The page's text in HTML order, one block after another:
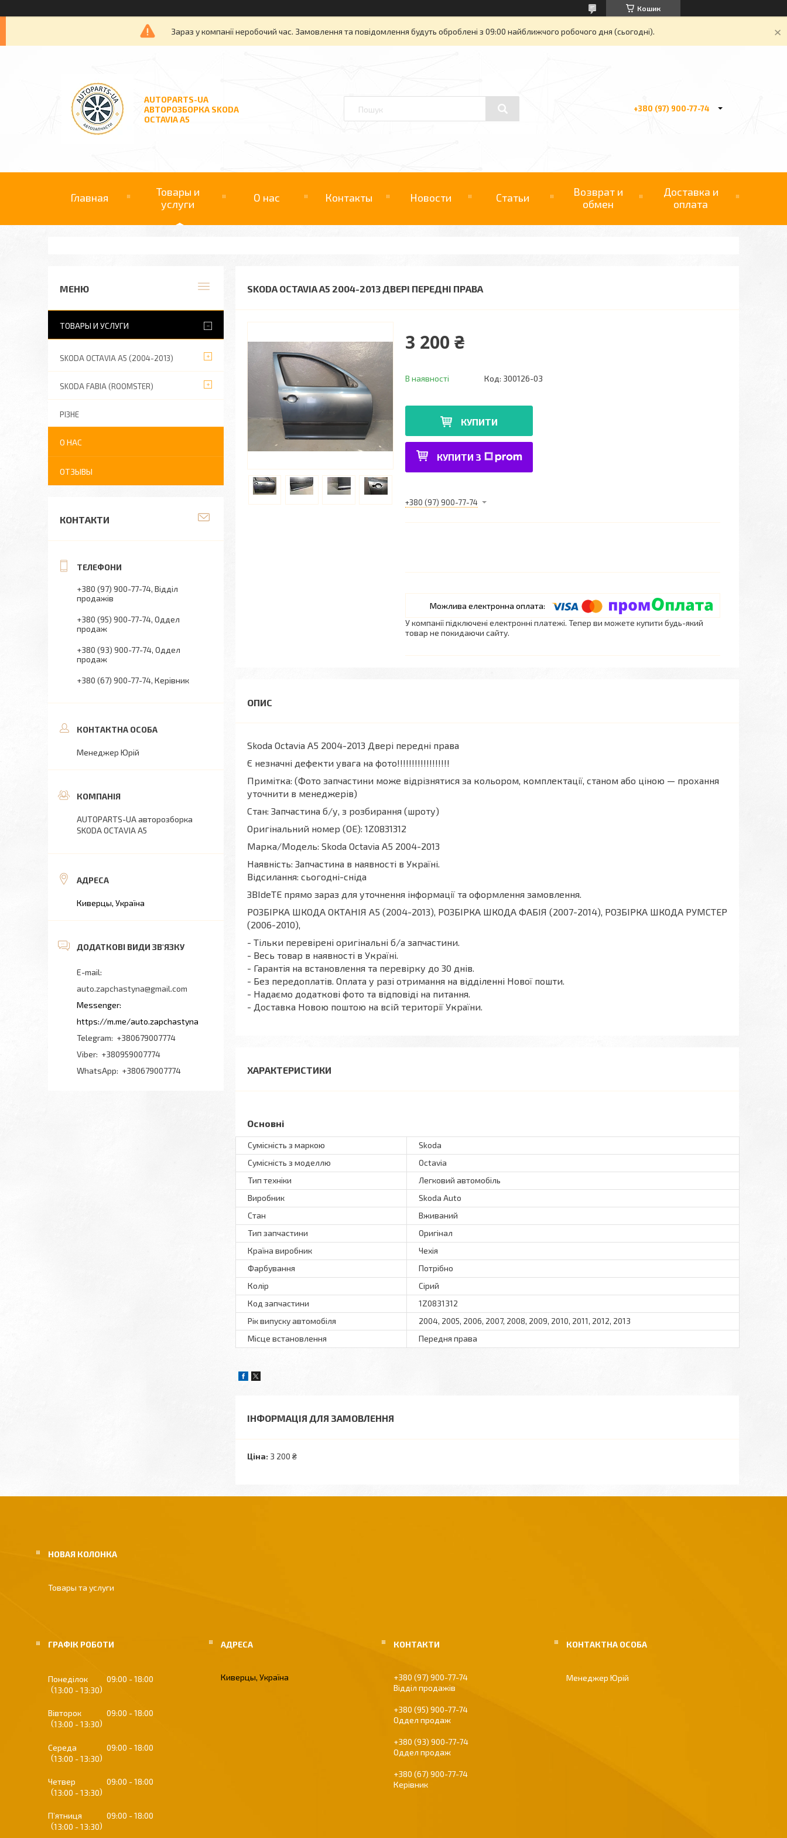
Кошик
Зараз у компанії неробочий час. Замовлення та повідомлення будуть оброблені з 09:00 найближчого робочого дня (сьогодні).
AUTOPARTS-UA
АВТОРОЗБОРКА SKODA
OCTAVIA A5
+380 (97) 900-77-74
Главная
Товары и
услуги
О нас Контакты Новости Статьи
Возврат и
обмен
Доставка и
оплата
SKODA OCTAVIA A5 2004-2013 ДВЕРІ ПЕРЕДНІ ПРАВА
3 200 ₴
В наявності Код: 300126-03
КУПИТИ
КУПИТИ З
+380 (97) 900-77-74
У компанії підключені електронні платежі. Тепер ви можете купити будь-який
товар не покидаючи сайту.
Skoda Octavia A5 2004-2013 Двері передні права
Є незначні дефекти увага на фото!!!!!!!!!!!!!!!!!!
Примітка: (Фото запчастини може відрізнятися за кольором, комплектації, станом або ціною — прохання
уточнити в менеджерів)
Стан: Запчастина б/у, з розбирання (шроту)
Оригінальний номер (ОЕ): 1Z0831312
Марка/Модель: Skoda Octavia A5 2004-2013
Наявність: Запчастина в наявності в Україні.
Відсилання: сьогодні-сніда
ЗВІdeТЕ прямо зараз для уточнення інформації та оформлення замовлення.
РОЗБІРКА ШКОДА ОКТАНІЯ A5 (2004-2013), РОЗБІРКА ШКОДА ФАБІЯ (2007-2014), РОЗБІРКА ШКОДА РУМСТЕР
(2006-2010),
- Тільки перевірені оригінальні б/а запчастини.
- Весь товар в наявності в Україні.
- Гарантія на встановлення та перевірку до 30 днів.
- Без передоплатів. Оплата у разі отримання на відділенні Нової пошти.
- Надаємо додаткові фото та відповіді на питання.
- Доставка Новою поштою на всій території України.
ХАРАКТЕРИСТИКИ
Основні
Сумісність з маркою
Skoda
Сумісність з моделлю
Octavia
Тип техніки
Легковий автомобіль
Виробник
Skoda Auto
Стан
Вживаний
Тип запчастини
Оригінал
Країна виробник
Чехія
Фарбування
Потрібно
Колір
Сірий
Код запчастини
1Z0831312
Рік випуску автомобіля
2004, 2005, 2006, 2007, 2008, 2009, 2010, 2011, 2012, 2013
Місце встановлення
Передня права
ІНФОРМАЦІЯ ДЛЯ ЗАМОВЛЕННЯ
Ціна: 3 200 ₴
ТОВАРЫ И УСЛУГИ
SKODA OCTAVIA A5 (2004-2013)
SKODA FABIA (ROOMSTER)
РІЗНЕ
О НАС
ОТЗЫВЫ
КОНТАКТИ
+380 (97) 900-77-74 Відділ
продажів
+380 (95) 900-77-74 Оддел
продаж
+380 (93) 900-77-74 Оддел
продаж
+380 (67) 900-77-74 Керівник
Менеджер Юрій
AUTOPARTS-UA авторозборка
SKODA OCTAVIA A5
Киверцы, Україна
auto.zapchastyna@gmail.com
https://m.me/auto.zapchastyna
+380679007774
+380959007774
+380679007774
НОВАЯ КОЛОНКА
Товары та услуги
ГРАФІК РОБОТИ
Понеділок 09:00
18:00
13:00
13:30
Вівторок 09:00
18:00
13:00
13:30
Середа 09:00
18:00
13:00
13:30
Четвер 09:00
18:00
13:00
13:30
Пʼятниця 09:00
18:00
13:00
13:30
Киверцы, Україна
+380 (97) 900-77-74
Відділ продажів
+380 (95) 900-77-74
Оддел продаж
+380 (93) 900-77-74
Оддел продаж
+380 (67) 900-77-74
Керівник
Менеджер Юрій